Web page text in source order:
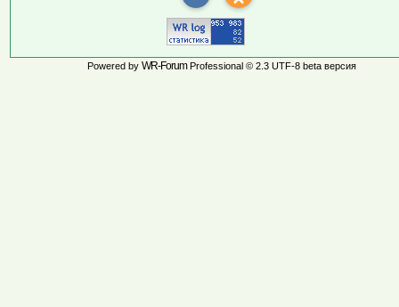
Powered by WR-ForumProfessional © 2.3 UTF-8 beta версия